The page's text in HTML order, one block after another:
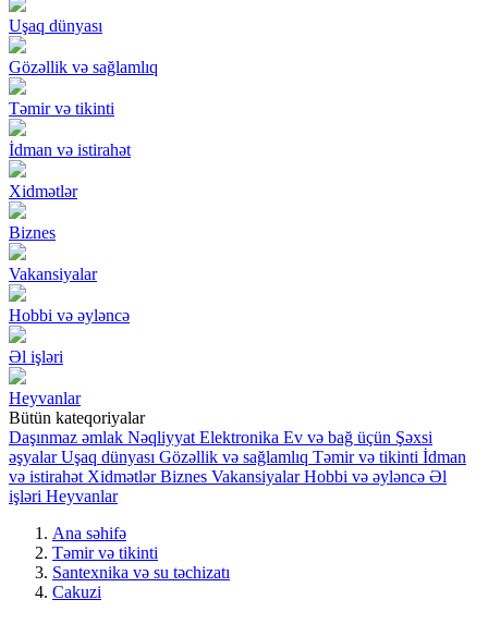
Uşaq dünyası
Gözəllik və sağlamlıq
Təmir və tikinti
İdman və istirahət
Xidmətlər
Biznes
Vakansiyalar
Hobbi və əyləncə
Əl işləri
Heyvanlar
Bütün kateqoriyalar
Daşınmaz əmlak Nəqliyyat Elektronika Ev və bağ üçün Şəxsi
əşyalar Uşaq dünyası Gözəllik və sağlamlıq Təmir və tikinti İdman
və istirahət Xidmətlər Biznes Vakansiyalar Hobbi və əyləncə Əl
işləri Heyvanlar
Ana səhifə
Təmir və tikinti
Santexnika və su təchizatı
Cakuzi